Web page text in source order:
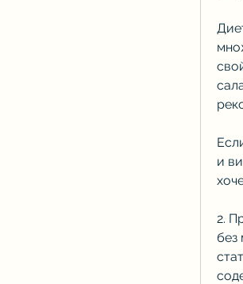
и
2.
без